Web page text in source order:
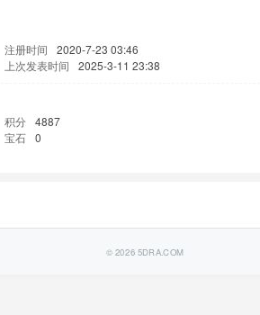
注册时间 2020-7-23 03:46
上次发表时间 2025-3-11 23:38
积分 4887
宝石 0
© 2026 5DRA.COM